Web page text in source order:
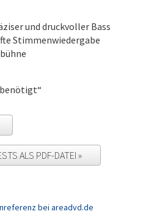
und druckvoller Bass
Stimmenwiedergabe
ALS PDF-DATEI
bei areadvd.de